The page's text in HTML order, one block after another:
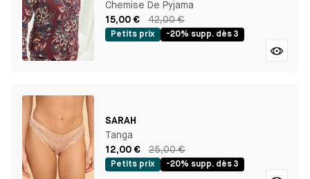
Chemise De Pyjama
15,00 €
42,00 €
Petits prix -20% supp. dès 3
SARAH
Tanga
12,00 €
25,00 €
Petits prix -20% supp. dès 3